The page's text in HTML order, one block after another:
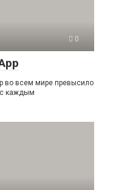
0
во всем мире превысило
с каждым